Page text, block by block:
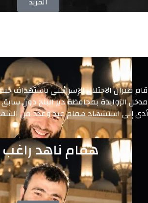
همام ناهد
قام طيران الاحتلال الإسرائيلي باستهداف
مدخل الزوايدة بمحافظة دير البلح دون سابق
أدى إلى استشهاد همام عيد وعدد من